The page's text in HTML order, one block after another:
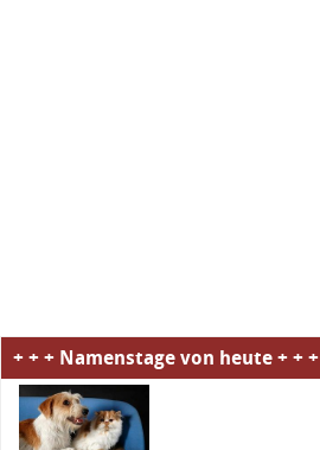
+ + + Namenstage von heute + + +